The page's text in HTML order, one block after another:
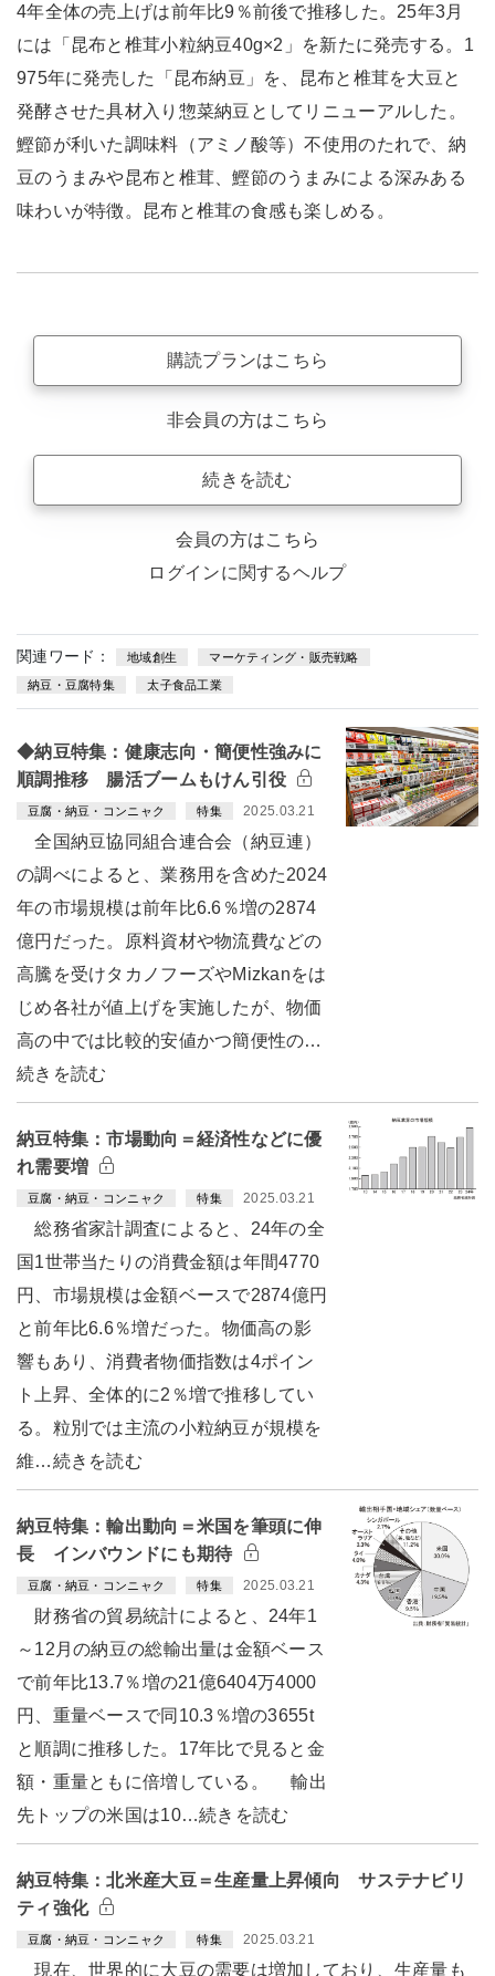
4年全体の売上げは前年比9％前後で推移した。25年3月
には「昆布と椎茸小粒納豆40g×2」を新たに発売する。1
975年に発売した「昆布納豆」を、昆布と椎茸を大豆と
発酵させた具材入り惣菜納豆としてリニューアルした。
鰹節が利いた調味料（アミノ酸等）不使用のたれで、納
豆のうまみや昆布と椎茸、鰹節のうまみによる深みある
味わいが特徴。昆布と椎茸の食感も楽しめる。
購読プランはこちら
非会員の方はこちら
続きを読む
会員の方はこちら
ログインに関するヘルプ
関連ワード： 地域創生 マーケティング・販売戦略
納豆・豆腐特集 太子食品工業
◆納豆特集：健康志向・簡便性強みに
順調推移 腸活ブームもけん引役
豆腐・納豆・コンニャク 特集 2025.03.21
全国納豆協同組合連合会（納豆連）
の調べによると、業務用を含めた2024
年の市場規模は前年比6.6％増の2874
億円だった。原料資材や物流費などの
高騰を受けタカノフーズやMizkanをは
じめ各社が値上げを実施したが、物価
高の中では比較的安値かつ簡便性の…
続きを読む
納豆特集：市場動向＝経済性などに優
れ需要増
豆腐・納豆・コンニャク 特集 2025.03.21
総務省家計調査によると、24年の全
国1世帯当たりの消費金額は年間4770
円、市場規模は金額ベースで2874億円
と前年比6.6％増だった。物価高の影
響もあり、消費者物価指数は4ポイン
ト上昇、全体的に2％増で推移してい
る。粒別では主流の小粒納豆が規模を
維…続きを読む
納豆特集：輸出動向＝米国を筆頭に伸
長 インバウンドにも期待
豆腐・納豆・コンニャク 特集 2025.03.21
財務省の貿易統計によると、24年1
～12月の納豆の総輸出量は金額ベース
で前年比13.7％増の21億6404万4000
円、重量ベースで同10.3％増の3655t
と順調に推移した。17年比で見ると金
額・重量ともに倍増している。 輸出
先トップの米国は10…続きを読む
納豆特集：北米産大豆＝生産量上昇傾向 サステナビリ
ティ強化
豆腐・納豆・コンニャク 特集 2025.03.21
現在、世界的に大豆の需要は増加しており、生産量も